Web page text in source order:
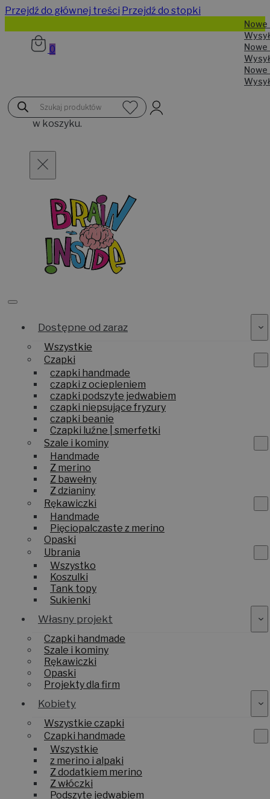
Przejdź do głównej treści Przejdź do stopki
Wyszukiwarka
produktów
0
Brak
produktów
w koszyku.
Dostępne od zaraz
Wszystkie
Czapki
czapki handmade
czapki z ociepleniem
czapki podszyte jedwabiem
czapki niepsujące fryzury
czapki beanie
Czapki luźne | smerfetki
Szale i kominy
Handmade
Z merino
Z bawełny
Z dzianiny
Rękawiczki
Handmade
Pięciopalczaste z merino
Opaski
Ubrania
Wszystko
Koszulki
Tank topy
Sukienki
Własny projekt
Czapki handmade
Szale i kominy
Rękawiczki
Opaski
Projekty dla firm
Kobiety
Wszystkie czapki
Czapki handmade
Wszystkie
z merino i alpaki
Z dodatkiem merino
Z włóczki
Podszyte jedwabiem